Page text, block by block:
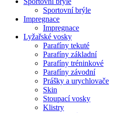
Sportovní brýle
Impregnace
Impregnace
Lyžařské vosky
Parafíny tekuté
Parafíny základní
Parafíny tréninkové
Parafíny závodní
Prášky a urychlovače
Skin
Stoupací vosky
Klistry